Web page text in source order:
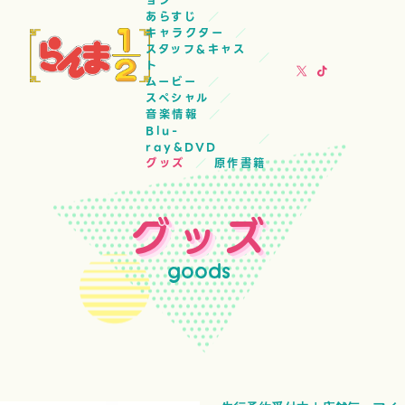
あらすじ
キャラクター
スタッフ&キャス
ト
ムービー
スペシャル
音楽情報
Blu-
ray&DVD
グッズ
原作書籍
グッズ
goods